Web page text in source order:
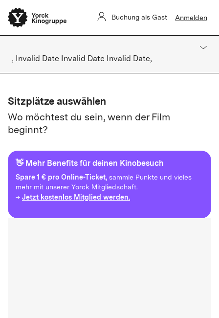
Buchung als Gast Anmelden
, Invalid Date Invalid Date Invalid Date,
Sitzplätze auswählen
Wo möchtest du sein, wenn der Film
beginnt?
👋 Mehr Benefits für deinen Kinobesuch
Spare1 € pro Online-Ticket, sammle Punkte und vieles
mehr mit unserer Yorck Mitgliedschaft.
→ Jetzt kostenlos Mitglied werden.